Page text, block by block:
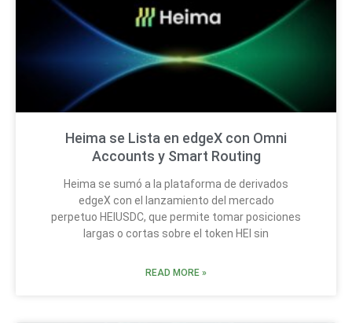
Heima se Lista en edgeX con Omni
Accounts y Smart Routing
Heima se sumó a la plataforma de derivados
edgeX con el lanzamiento del mercado
perpetuo HEIUSDC, que permite tomar posiciones
largas o cortas sobre el token HEI sin
READ MORE »